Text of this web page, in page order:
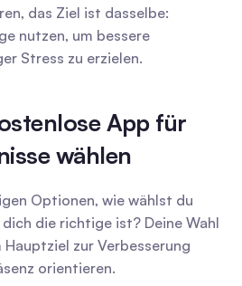
das Ziel ist dasselbe:
nutzen, um bessere
Stress zu erzielen.
App für
wählen
Optionen, wie wählst du
die richtige ist? Deine Wahl
zur Verbesserung
orientieren.